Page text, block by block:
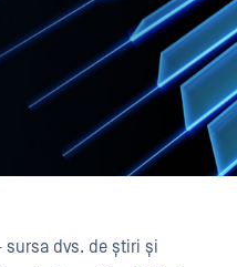
sursa dvs. de știri și